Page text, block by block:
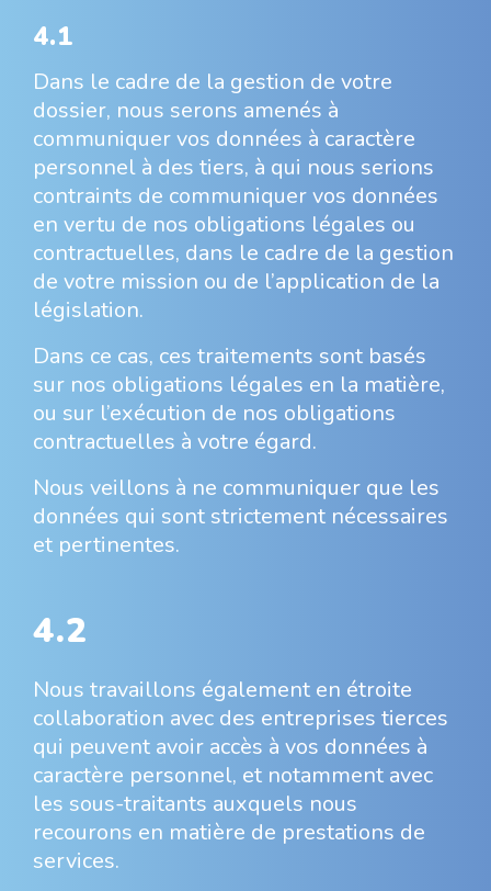
4.1
Dans le cadre de la gestion de votre
dossier, nous serons amenés à
communiquer vos données à caractère
personnel à des tiers, à qui nous serions
contraints de communiquer vos données
en vertu de nos obligations légales ou
contractuelles, dans le cadre de la gestion
de votre mission ou de l’application de la
législation.
Dans ce cas, ces traitements sont basés
sur nos obligations légales en la matière,
ou sur l’exécution de nos obligations
contractuelles à votre égard.
Nous veillons à ne communiquer que les
données qui sont strictement nécessaires
et pertinentes.
4.2
Nous travaillons également en étroite
collaboration avec des entreprises tierces
qui peuvent avoir accès à vos données à
caractère personnel, et notamment avec
les sous-traitants auxquels nous
recourons en matière de prestations de
services.